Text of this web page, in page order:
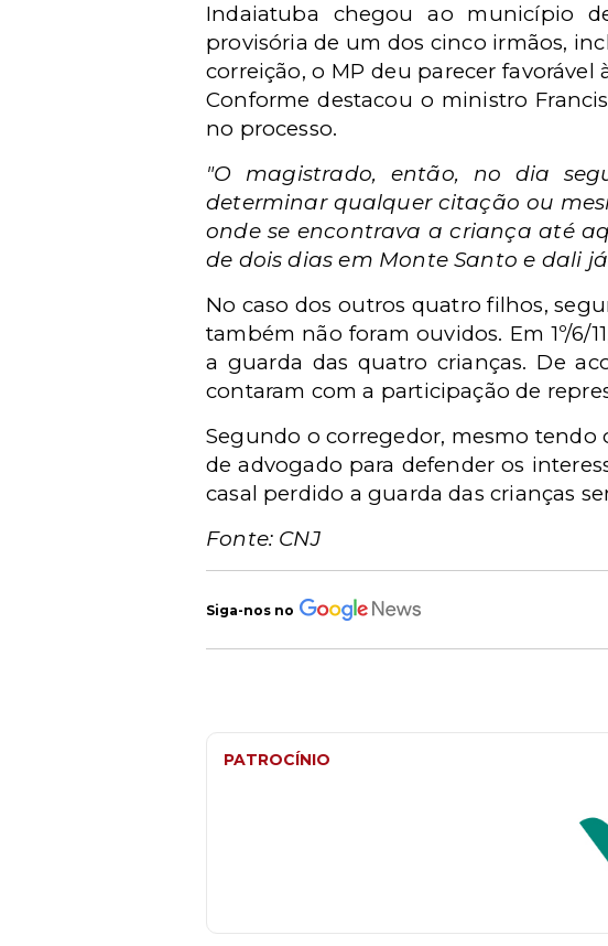
Indaiatuba chegou ao município
provisória de um dos cinco irmãos,
correição, o MP deu parecer
Conforme destacou o ministro
no processo.
"O magistrado, então, no dia
determinar qualquer citação ou
onde se encontrava a criança até
de dois dias em Monte Santo e dali
No caso dos outros quatro filhos,
também não foram ouvidos. Em 1º/6/
a guarda das quatro crianças. De
contaram com a participação de
Segundo o corregedor, mesmo tendo
de advogado para defender os
casal perdido a guarda das crianças
Fonte: CNJ
Siga-nos no
PATROCÍNIO